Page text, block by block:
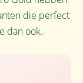
die perfect
dan ook.